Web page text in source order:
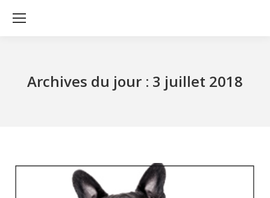
Archives du jour : 3 juillet 2018